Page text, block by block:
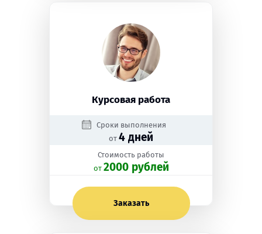
Курсовая работа
Сроки выполнения
от 4 дней
Стоимость работы
oт 2000 рублей
Заказать